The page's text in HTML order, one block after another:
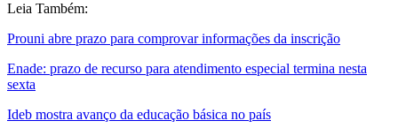
Leia Também:
Prouni abre prazo para comprovar informações da inscrição
Enade: prazo de recurso para atendimento especial termina nesta
sexta
Ideb mostra avanço da educação básica no país